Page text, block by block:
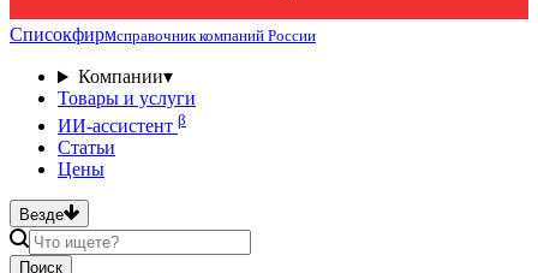
Списокфирмсправочник компаний России
Компании▾
Товары и услуги
ИИ-ассистент β
Статьи
Цены
Везде
Поиск